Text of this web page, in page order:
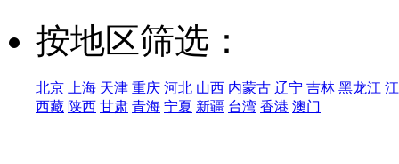
按地区筛选：
北京 上海 天津 重庆 河北 山西 内蒙古 辽宁 吉林 黑龙江
西藏 陕西 甘肃 青海 宁夏 新疆 台湾 香港 澳门